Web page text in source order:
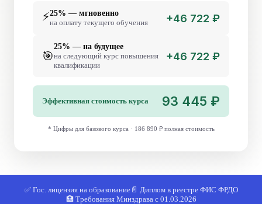
⚡25% — мгновенно
на оплату текущего обучения
+46 722 ₽
🎯
25% — на будущее
на следующий курс повышения
квалификации
+46 722 ₽
Эффективная стоимость курса 93 445 ₽
* Цифры для базового курса · 186 890 ₽ полная стоимость
✅ Гос. лицензия на образование📄 Диплом в реестре ФИС ФРДО
🏥 Требования Минздрава с 01.03.2026